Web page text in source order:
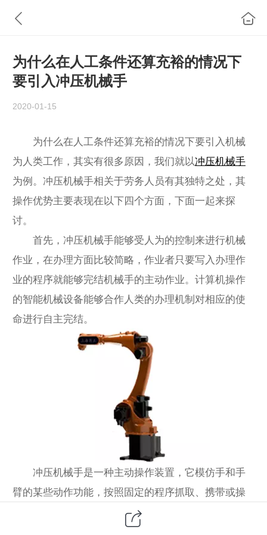
为什么在人工条件还算充裕的情况下
要引入冲压机械手
2020-01-15
为什么在人工条件还算充裕的情况下要引入机械
为人类工作，其实有很多原因，我们就以冲压机械手
为例。冲压机械手相关于劳务人员有其独特之处，其
操作优势主要表现在以下四个方面，下面一起来探
讨。
首先，冲压机械手能够受人为的控制来进行机械
作业，在办理方面比较简略，作业者只要写入办理作
业的程序就能够完结机械手的主动作业。计算机操作
的智能机械设备能够合作人类的办理机制对相应的使
命进行自主完结。
冲压机械手是一种主动操作装置，它模仿手和手
臂的某些动作功能，按照固定的程序抓取、携带或操
作事物。特点是能够经过编程来完结各种预期的作